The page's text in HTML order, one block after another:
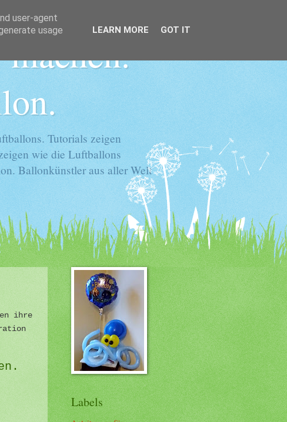
Tutorials zeigen
wie die Luftballons
Ballonkünstler aus aller Welt
ihre
Labels
user-agent
usage
LEARN MORE GOT IT